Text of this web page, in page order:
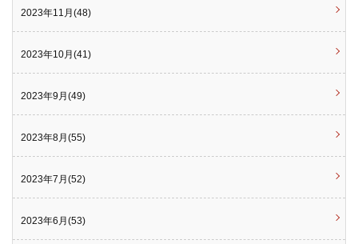
2023年11月(48)
2023年10月(41)
2023年9月(49)
2023年8月(55)
2023年7月(52)
2023年6月(53)